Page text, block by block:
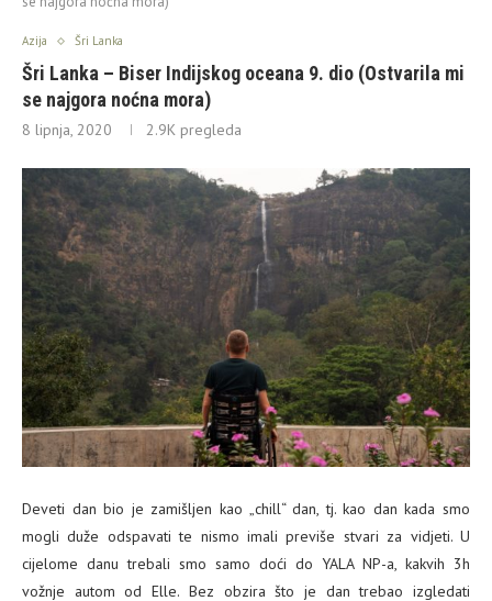
Azija Šri Lanka
Šri Lanka – Biser Indijskog oceana 9. dio (Ostvarila mi
se najgora noćna mora)
8 lipnja, 2020 2.9K pregleda
Deveti dan bio je zamišljen kao „chill“ dan, tj. kao dan kada smo
mogli duže odspavati te nismo imali previše stvari za vidjeti. U
cijelome danu trebali smo samo doći do YALA NP-a, kakvih 3h
vožnje autom od Elle. Bez obzira što je dan trebao izgledati